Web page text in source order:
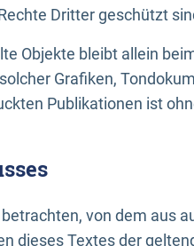
Dritter geschützt
Objekte bleibt allein
Grafiken,
Publikationen ist
von dem aus
dieses Textes der